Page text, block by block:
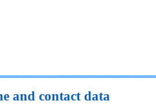
and contact data